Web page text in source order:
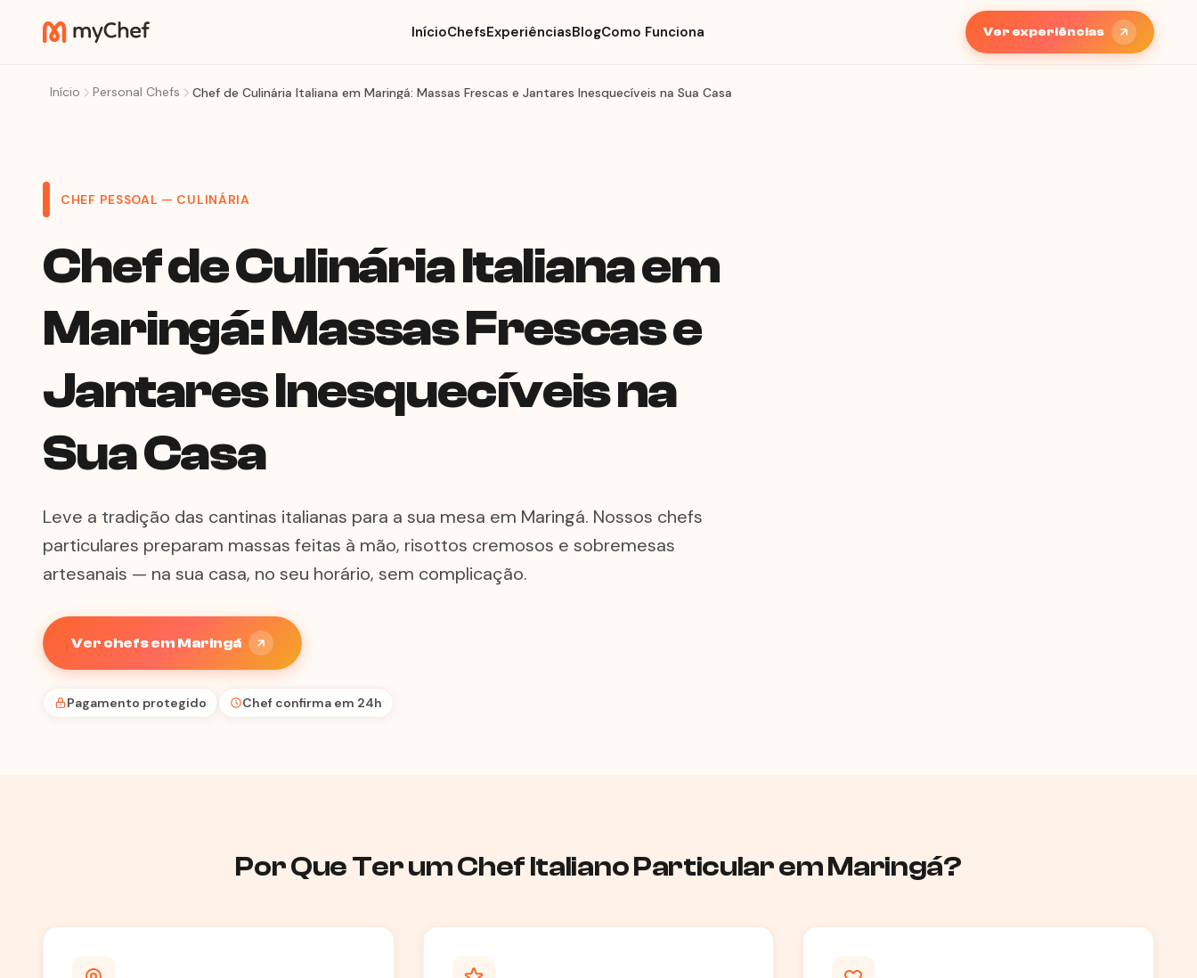
InícioChefsExperiênciasBlogComo Funciona Ver experiências
Início Personal Chefs Chef de Culinária Italiana em Maringá: Massas Frescas e Jantares Inesquecíveis na Sua Casa
CHEF PESSOAL — CULINÁRIA
Chef de Culinária Italiana em
Maringá: Massas Frescas e
Jantares Inesquecíveis na
Sua Casa
Leve a tradição das cantinas italianas para a sua mesa em Maringá. Nossos chefs
particulares preparam massas feitas à mão, risottos cremosos e sobremesas
artesanais — na sua casa, no seu horário, sem complicação.
Ver chefs em Maringá
Pagamento protegido Chef confirma em 24h
Por Que Ter um Chef Italiano Particular em Maringá?